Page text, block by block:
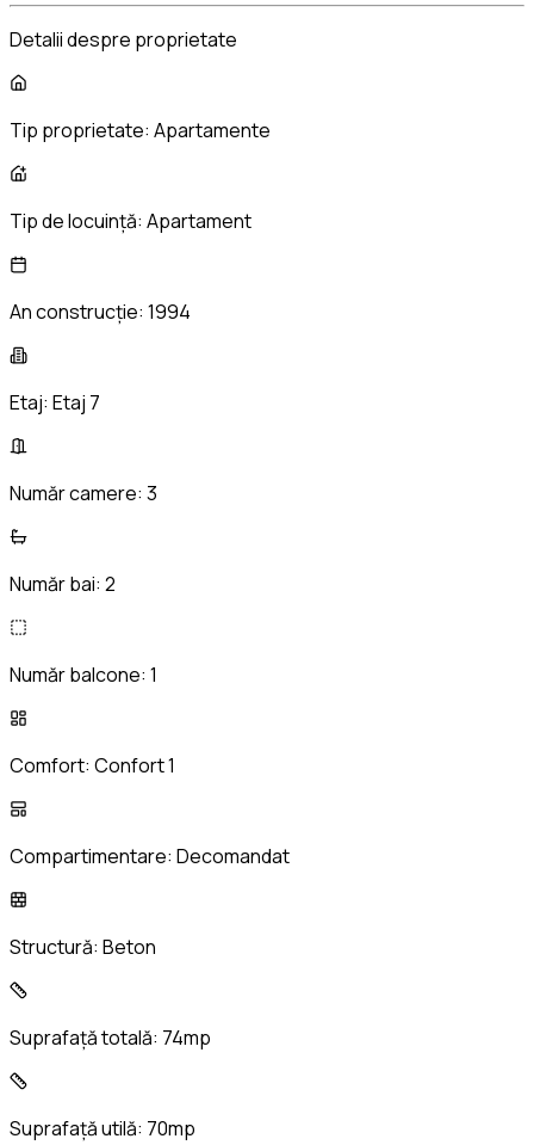
Detalii despre proprietate
Tip proprietate: Apartamente
Tip de locuință: Apartament
An construcție: 1994
Etaj: Etaj 7
Număr camere: 3
Număr bai: 2
Număr balcone: 1
Comfort: Confort 1
Compartimentare: Decomandat
Structură: Beton
Suprafață totală: 74mp
Suprafață utilă: 70mp